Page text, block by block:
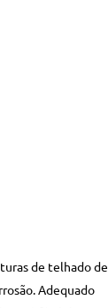
de telhado de
Adequado